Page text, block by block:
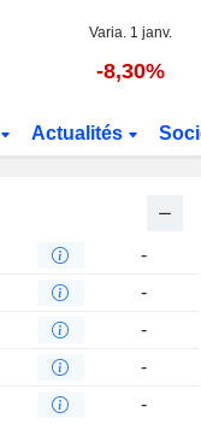
Varia. 1 janv.
-8,30%
Actualités
-
-
-
-
-